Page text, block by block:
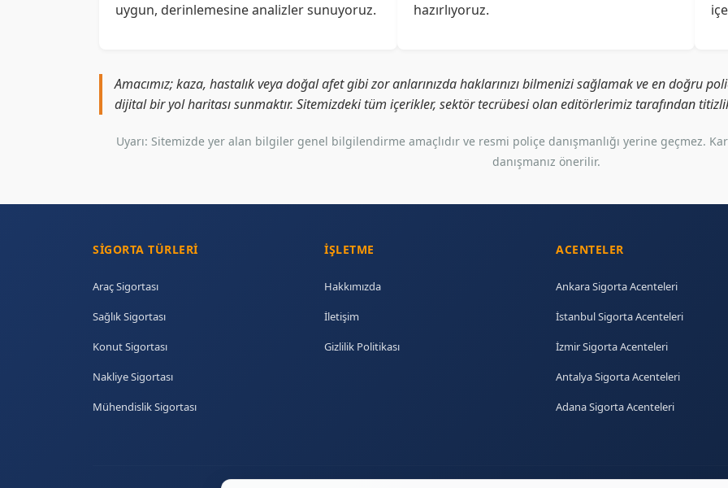
uygun, derinlemesine analizler sunuyoruz.
hazırlıyoruz.
Amacımız; kaza, hastalık veya doğal afet gibi zor anlarınızda haklarınızı bilmenizi sağlamak ve en doğru
dijital bir yol haritası sunmaktır. Sitemizdeki tüm içerikler, sektör tecrübesi olan editörlerimiz tarafından
Uyarı: Sitemizde yer alan bilgiler genel bilgilendirme amaçlıdır ve resmi poliçe danışmanlığı yerine geçmez.
danışmanız önerilir.
SIGORTA TÜRLERI
Araç Sigortası
Sağlık Sigortası
Konut Sigortası
Nakliye Sigortası
Mühendislik Sigortası
İŞLETME
Hakkımızda
İletişim
Gizlilik Politikası
ACENTELER
Ankara Sigorta Acenteleri
İstanbul Sigorta Acenteleri
İzmir Sigorta Acenteleri
Antalya Sigorta Acenteleri
Adana Sigorta Acenteleri